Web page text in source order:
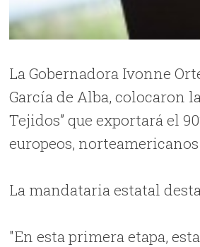
La Gobernadora Ivonne
García de Alba, colocaron
Tejidos” que exportará el
europeos,
La mandataria estatal
"En esta primera etapa,